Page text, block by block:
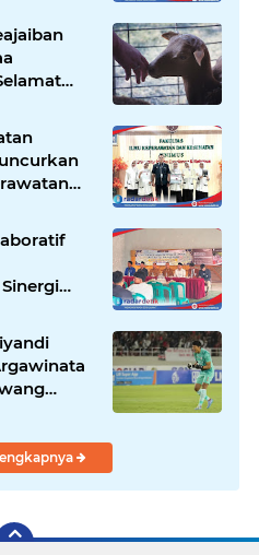
Riset
Tidur